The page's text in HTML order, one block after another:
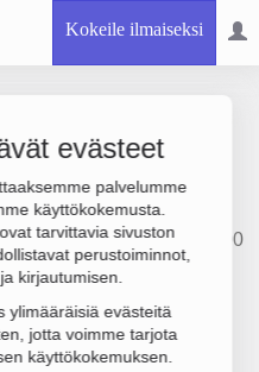
Kokeile ilmaiseksi
evästeet
palvelumme
käyttökokemusta.
tarvittavia sivuston
perustoiminnot,
kirjautumisen.
ylimääräisiä evästeitä
jotta voimme tarjota
käyttökokemuksen.
Oy
on 1.8 milj. €, tulos 269 000
on Muu muualla
2009 ja sijainti Kempele.
(OY).